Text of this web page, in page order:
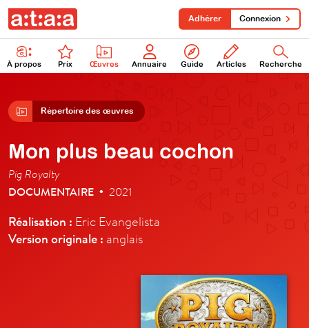
À propos Prix Œuvres Annuaire Guide Articles Recherche
Adhérer Connexion
Répertoire des œuvres
Mon plus beau cochon
Pig Royalty
DOCUMENTAIRE • 2021
Réalisation : Eric Evangelista
Version originale : anglais